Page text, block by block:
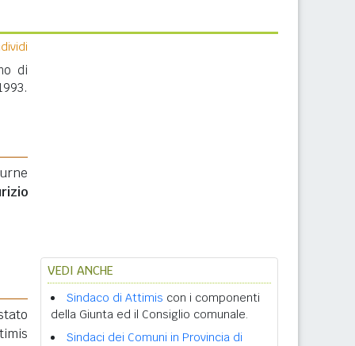
di
VEDI ANCHE
Sindaco di Attimis con i componenti
della Giunta ed il Consiglio comunale.
Sindaci dei Comuni in Provincia di